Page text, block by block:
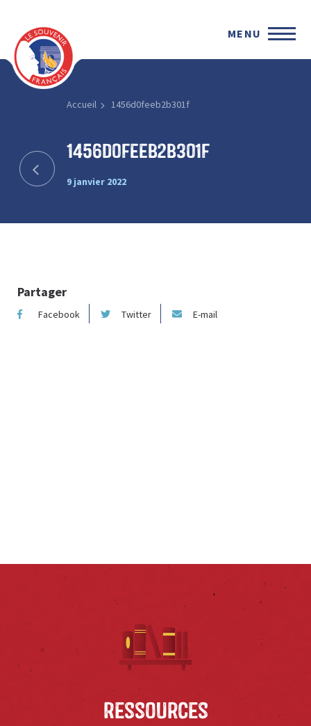
MENU
Accueil 1456d0feeb2b301f
1456d0feeb2b301f
9 janvier 2022
Partager
Facebook Twitter E-mail
Ressources